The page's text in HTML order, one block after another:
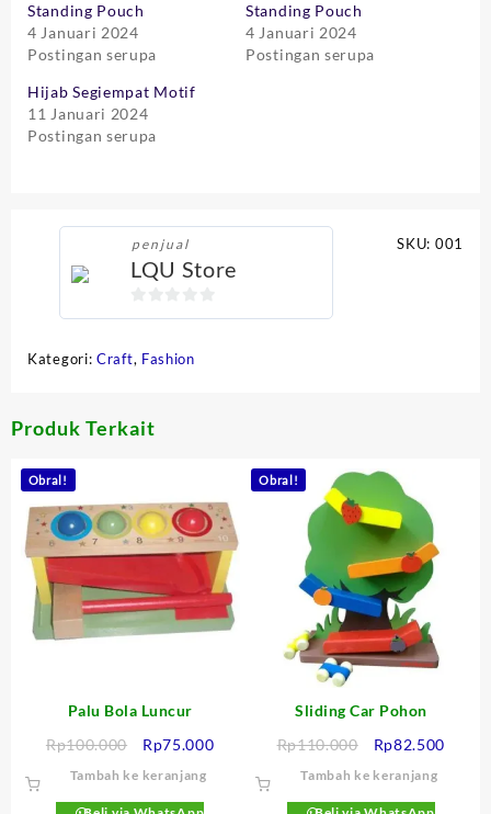
Standing Pouch
4 Januari 2024
Postingan serupa
Standing Pouch
4 Januari 2024
Postingan serupa
Hijab Segiempat Motif
11 Januari 2024
Postingan serupa
penjual
LQU Store
0
of
SKU: 001
Kategori:Craft, Fashion
Produk Terkait
Obral!
Palu Bola Luncur
Rp100.000
Harga
aslinya
Rp75.000Harga
Tambah ke keranjang
Obral!
Sliding Car Pohon
Rp110.000
Harga
aslinya
Rp82.500
Tambah ke keranjang